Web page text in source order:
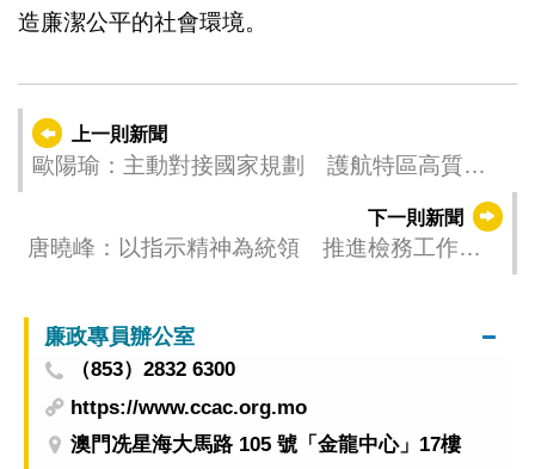
造廉潔公平的社會環境。
上一則新聞
歐陽瑜：主動對接國家規劃 護航特區高質量
下一則新聞
唐曉峰：以指示精神為統領 推進檢務工作高
廉政專員辦公室
（853）2832 6300
https://www.ccac.org.mo
澳門冼星海大馬路 105 號「金龍中心」17樓